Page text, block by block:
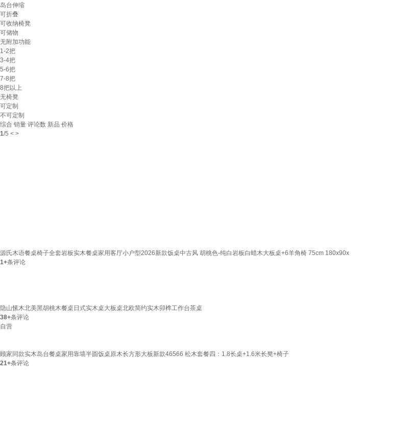
岛台伸缩
可折叠
可收纳椅凳
可储物
无附加功能
1-2把
3-4把
5-6把
7-8把
8把以上
无椅凳
可定制
不可定制
综合 销量 评论数 新品 价格
1/5 < >
源氏木语餐桌椅子全套岩板实木餐桌家用客厅小户型2026新款饭桌中古风 胡桃色-纯白岩板白蜡木大板桌+6羊角椅 75cm 180x90x
1+条评论
隐山愫木北美黑胡桃木餐桌日式实木桌大板桌北欧简约实木卯榫工作台茶桌
38+条评论
自营
顾家同款实木岛台餐桌家用靠墙半圆饭桌原木长方形大板新款46566 松木套餐四：1.8长桌+1.6米长凳+椅子
21+条评论